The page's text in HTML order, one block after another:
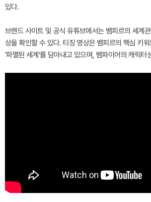
있다.
브랜드 사이트 및 공식 유튜브에서는 뱀피르의 세계
상을 확인할 수 있다. 티징 영상은 뱀피르의 핵심 키
'파멸된 세계'를 담아내고 있으며, 뱀파이어의 캐릭터